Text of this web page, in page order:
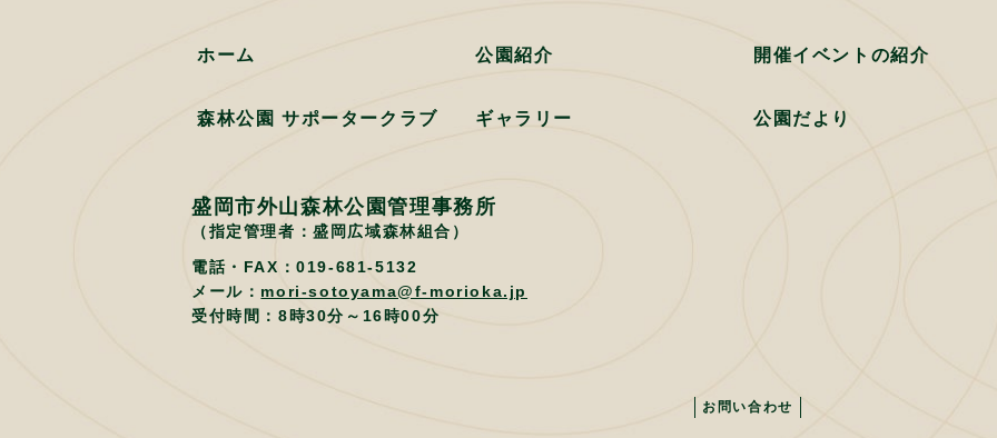
ホーム 公園紹介 開催イベントの紹介
森林公園 サポータークラブ ギャラリー 公園だより
盛岡市外山森林公園管理事務所
（指定管理者：盛岡広域森林組合）
電話・FAX：019-681-5132
メール： mori-sotoyama@f-morioka.jp
受付時間：8時30分～16時00分
お問い合わせ